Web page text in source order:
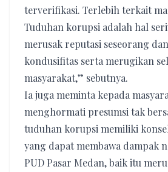
terverifikasi. Terlebih terkait
Tuduhan korupsi adalah hal
merusak reputasi seseorang
kondusifitas serta merugikan
masyarakat,” sebutnya.
Ia juga meminta kepada
menghormati presumsi tak
tuduhan korupsi memiliki
yang dapat membawa dampak
PUD Pasar Medan, baik itu